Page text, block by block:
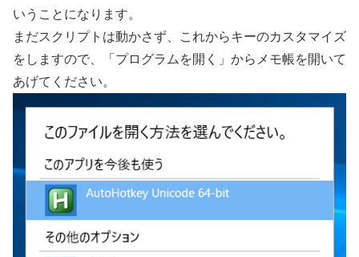
いうことになります。
まだスクリプトは動かさず、これからキーのカスタマイズ
をしますので、「プログラムを開く」からメモ帳を開いて
あげてください。